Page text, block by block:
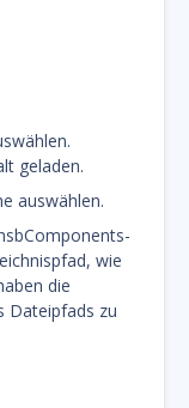
geladen.
auswählen.
wie
die
Dateipfads zu